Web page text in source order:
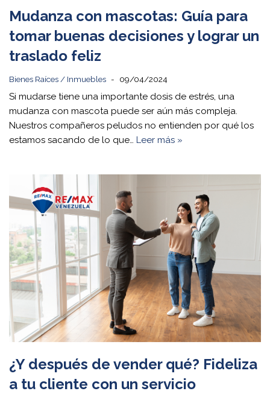
Mudanza con mascotas: Guía para
tomar buenas decisiones y lograr un
traslado feliz
Bienes Raíces / Inmuebles 09/04/2024
Si mudarse tiene una importante dosis de estrés, una
mudanza con mascota puede ser aún más compleja.
Nuestros compañeros peludos no entienden por qué los
estamos sacando de lo que… Leer más »
¿Y después de vender qué? Fideliza
a tu cliente con un servicio